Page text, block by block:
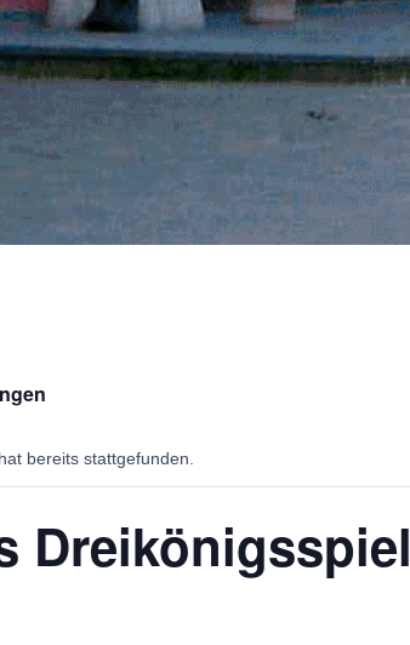
bereits stattgefunden.
Dreikönigsspiel